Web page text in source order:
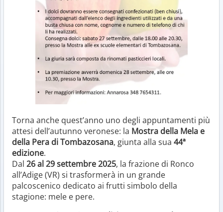
Torna anche quest’anno uno degli appuntamenti più
attesi dell’autunno veronese: la Mostra della Mela e
della Pera di Tombazosana, giunta alla sua 44ª
edizione.
Dal 26 al 29 settembre 2025, la frazione di Ronco
all’Adige (VR) si trasformerà in un grande
palcoscenico dedicato ai frutti simbolo della
stagione: mele e pere.